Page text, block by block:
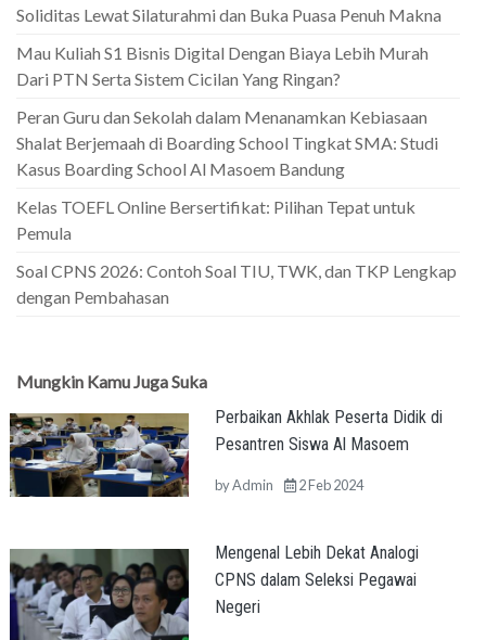
Soliditas Lewat Silaturahmi dan Buka Puasa Penuh Makna
Mau Kuliah S1 Bisnis Digital Dengan Biaya Lebih Murah
Dari PTN Serta Sistem Cicilan Yang Ringan?
Peran Guru dan Sekolah dalam Menanamkan Kebiasaan
Shalat Berjemaah di Boarding School Tingkat SMA: Studi
Kasus Boarding School Al Masoem Bandung
Kelas TOEFL Online Bersertifikat: Pilihan Tepat untuk
Pemula
Soal CPNS 2026: Contoh Soal TIU, TWK, dan TKP Lengkap
dengan Pembahasan
Mungkin Kamu Juga Suka
Perbaikan Akhlak Peserta Didik di
Pesantren Siswa Al Masoem
byAdmin 2 Feb 2024
Mengenal Lebih Dekat Analogi
CPNS dalam Seleksi Pegawai
Negeri